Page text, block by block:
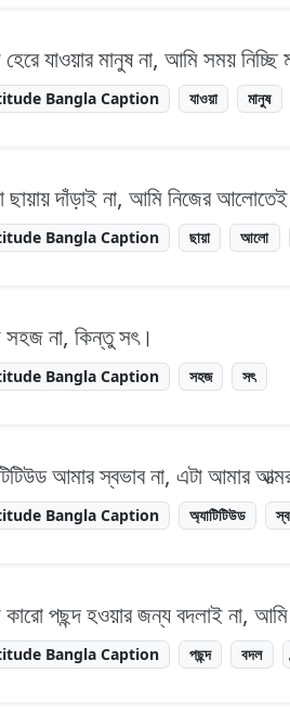
যাওয়ার মানুষ না, আমি সময় নিচ্ছি
Bangla Caption যাওয়া মানুষ
ছায়ায় দাঁড়াই না, আমি নিজের
Bangla Caption ছায়া আলো
না, কিন্তু সৎ।
Bangla Caption সহজ সৎ
আমার স্বভাব না, এটা আমার
Bangla Caption অ্যাটিটিউড
পছন্দ হওয়ার জন্য বদলাই না, আমি
Bangla Caption পছন্দ বদল